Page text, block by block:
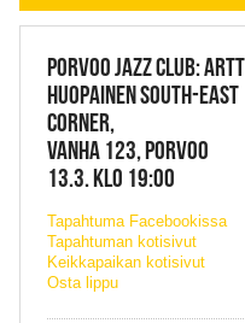
PORVOO JAZZ CLUB:
HUOPAINEN SOUTH-EAST
CORNER,
VANHA 123, PORVOO
13.3. KLO 19:00
Tapahtuma Facebookissa
Tapahtuman kotisivut
Keikkapaikan kotisivut
Osta lippu